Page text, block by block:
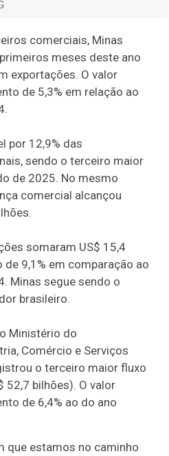
comerciais, Minas
meses deste ano
exportações. O valor
de 5,3% em relação ao
por 12,9% das
sendo o terceiro maior
de 2025. No mesmo
comercial alcançou
somaram US$ 15,4
9,1% em comparação ao
Minas segue sendo o
brasileiro.
Ministério do
Comércio e Serviços
o terceiro maior fluxo
52,7 bilhões). O valor
de 6,4% ao do ano
que estamos no caminho